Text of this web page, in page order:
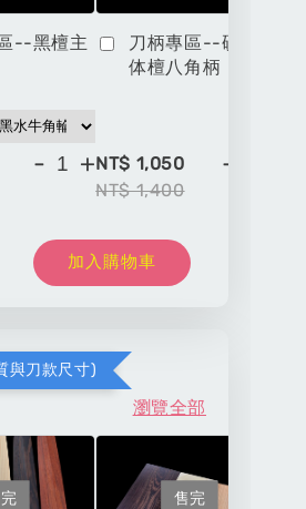
--黑檀主
- +
刀柄專區--硬木一
体檀八角柄
NT$ 1,050
NT$ 1,400
-
加入購物車
與刀款尺寸)
瀏覽全部
售完